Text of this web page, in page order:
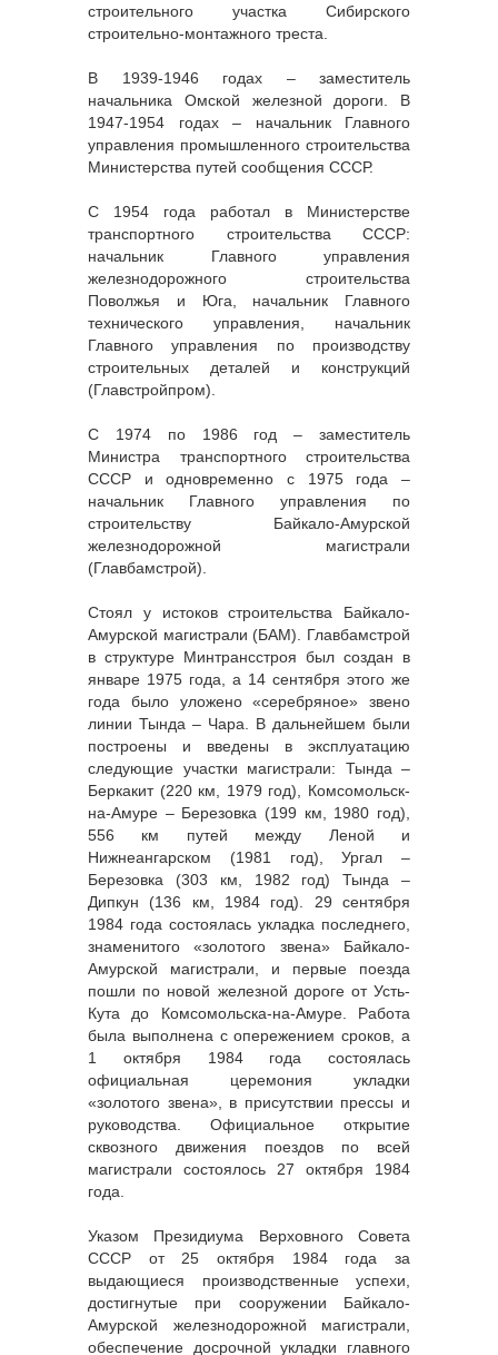
строительного участка Сибирского
строительно-монтажного треста.
В 1939-1946 годах – заместитель
начальника Омской железной дороги. В
1947-1954 годах – начальник Главного
управления промышленного строительства
Министерства путей сообщения СССР.
С 1954 года работал в Министерстве
транспортного строительства СССР:
начальник Главного управления
железнодорожного строительства
Поволжья и Юга, начальник Главного
технического управления, начальник
Главного управления по производству
строительных деталей и конструкций
(Главстройпром).
С 1974 по 1986 год – заместитель
Министра транспортного строительства
СССР и одновременно с 1975 года –
начальник Главного управления по
строительству Байкало-Амурской
железнодорожной магистрали
(Главбамстрой).
Стоял у истоков строительства Байкало-
Амурской магистрали (БАМ). Главбамстрой
в структуре Минтрансстроя был создан в
январе 1975 года, а 14 сентября этого же
года было уложено «серебряное» звено
линии Тында – Чара. В дальнейшем были
построены и введены в эксплуатацию
следующие участки магистрали: Тында –
Беркакит (220 км, 1979 год), Комсомольск-
на-Амуре – Березовка (199 км, 1980 год),
556 км путей между Леной и
Нижнеангарском (1981 год), Ургал –
Березовка (303 км, 1982 год) Тында –
Дипкун (136 км, 1984 год). 29 сентября
1984 года состоялась укладка последнего,
знаменитого «золотого звена» Байкало-
Амурской магистрали, и первые поезда
пошли по новой железной дороге от Усть-
Кута до Комсомольска-на-Амуре. Работа
была выполнена с опережением сроков, а
1 октября 1984 года состоялась
официальная церемония укладки
«золотого звена», в присутствии прессы и
руководства. Официальное открытие
сквозного движения поездов по всей
магистрали состоялось 27 октября 1984
года.
Указом Президиума Верховного Совета
СССР от 25 октября 1984 года за
выдающиеся производственные успехи,
достигнутые при сооружении Байкало-
Амурской железнодорожной магистрали,
обеспечение досрочной укладки главного